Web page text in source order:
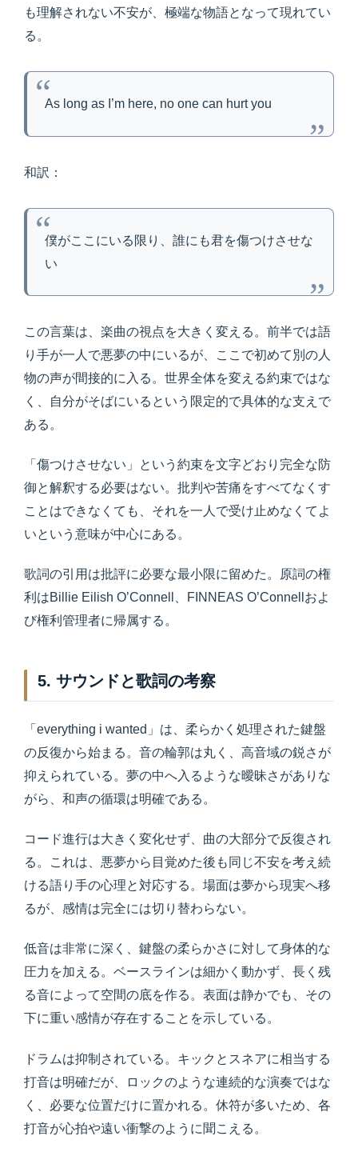
も理解されない不安が、極端な物語となって現れてい
る。
As long as I’m here, no one can hurt you
和訳：
僕がここにいる限り、誰にも君を傷つけさせな
い
この言葉は、楽曲の視点を大きく変える。前半では語
り手が一人で悪夢の中にいるが、ここで初めて別の人
物の声が間接的に入る。世界全体を変える約束ではな
く、自分がそばにいるという限定的で具体的な支えで
ある。
「傷つけさせない」という約束を文字どおり完全な防
御と解釈する必要はない。批判や苦痛をすべてなくす
ことはできなくても、それを一人で受け止めなくてよ
いという意味が中心にある。
歌詞の引用は批評に必要な最小限に留めた。原詞の権
利はBillie Eilish O’Connell、FINNEAS O’Connellおよ
び権利管理者に帰属する。
5. サウンドと歌詞の考察
「everything i wanted」は、柔らかく処理された鍵盤
の反復から始まる。音の輪郭は丸く、高音域の鋭さが
抑えられている。夢の中へ入るような曖昧さがありな
がら、和声の循環は明確である。
コード進行は大きく変化せず、曲の大部分で反復され
る。これは、悪夢から目覚めた後も同じ不安を考え続
ける語り手の心理と対応する。場面は夢から現実へ移
るが、感情は完全には切り替わらない。
低音は非常に深く、鍵盤の柔らかさに対して身体的な
圧力を加える。ベースラインは細かく動かず、長く残
る音によって空間の底を作る。表面は静かでも、その
下に重い感情が存在することを示している。
ドラムは抑制されている。キックとスネアに相当する
打音は明確だが、ロックのような連続的な演奏ではな
く、必要な位置だけに置かれる。休符が多いため、各
打音が心拍や遠い衝撃のように聞こえる。